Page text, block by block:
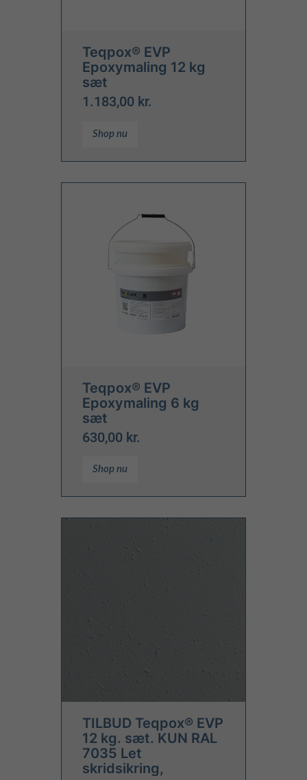
Teqpox® EVP
Epoxymaling 12 kg
sæt
1.183,00 kr.
Shop nu
Teqpox® EVP
Epoxymaling 6 kg
sæt
630,00 kr.
Shop nu
TILBUD Teqpox® EVP
12 kg. sæt. KUN RAL
7035 Let
skridsikring,